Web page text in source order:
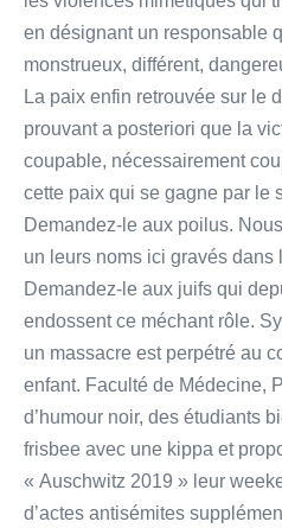
en désignant un responsable
monstrueux, différent,
La paix enfin retrouvée sur le
prouvant a posteriori que la
coupable, nécessairement
cette paix qui se gagne par le
Demandez-le aux poilus.
un leurs noms ici gravés dans
Demandez-le aux juifs qui
endossent ce méchant rôle.
un massacre est perpétré au
enfant. Faculté de Médecine,
d’humour noir, des étudiants
frisbee avec une kippa et
« Auschwitz 2019 » leur
d’actes antisémites